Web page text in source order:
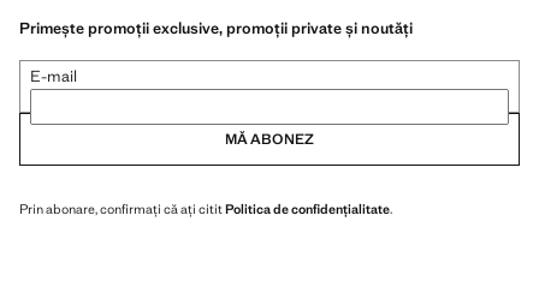
Primește promoții exclusive, promoții private și noutăți
E-mail
MĂ ABONEZ
Prin abonare, confirmați că ați cititPolitica de confidențialitate.